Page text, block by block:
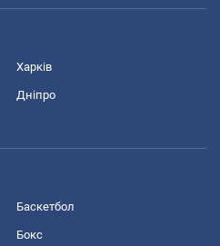
Харків
Дніпро
Баскетбол
Бокс